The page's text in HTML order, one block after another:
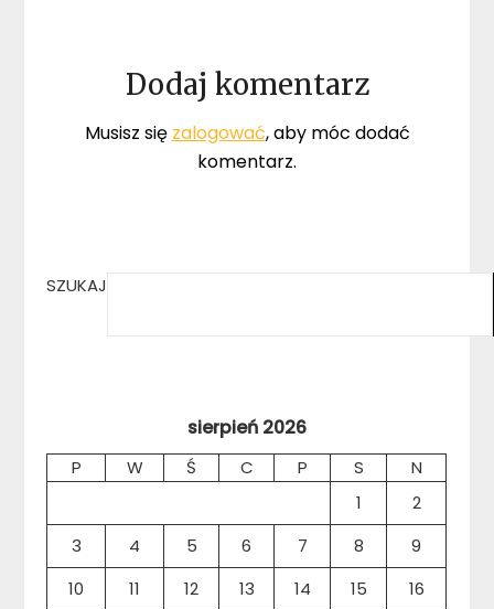
Dodaj komentarz
Musisz się zalogować, aby móc dodać
komentarz.
SZUKAJ
sierpień 2026
P W Ś C P S
N
1
2
3
4 5 6 7 8
9
10
11 12 13 14 15
16